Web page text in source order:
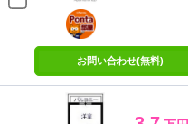
ポンタ
部屋
お問い合わせ(無料)